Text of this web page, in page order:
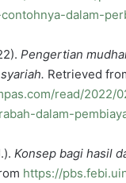
dalam-
Pengertian
Retrieved
read/2022/
dalam-
Konsep bagi hasil
https://